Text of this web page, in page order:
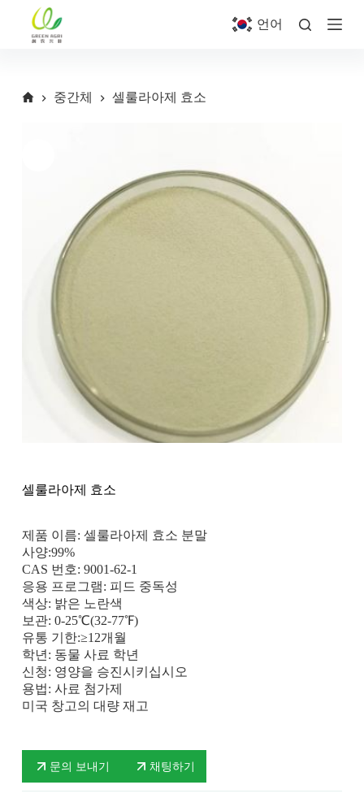
언어
중간체 셀룰라아제 효소
셀룰라아제 효소
제품 이름: 셀룰라아제 효소 분말
사양:99%
CAS 번호: 9001-62-1
응용 프로그램: 피드 중독성
색상: 밝은 노란색
보관: 0-25℃(32-77℉)
유통 기한:≥12개월
학년: 동물 사료 학년
신청: 영양을 승진시키십시오
용법: 사료 첨가제
미국 창고의 대량 재고
문의 보내기 채팅하기